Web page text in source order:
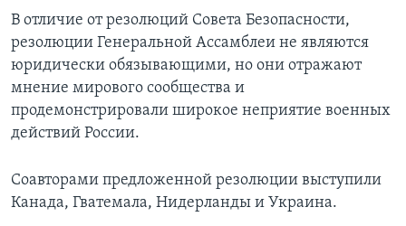
В отличие от резолюций Совета Безопасности,
резолюции Генеральной Ассамблеи не являются
юридически обязывающими, но они отражают
мнение мирового сообщества и
продемонстрировали широкое неприятие военных
действий России.
Соавторами предложенной резолюции выступили
Канада, Гватемала, Нидерланды и Украина.